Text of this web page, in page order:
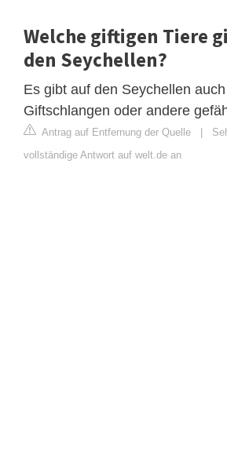
Welche giftigen Tiere
den Seychellen?
Es gibt auf den Seychellen
Giftschlangen oder andere
Antrag auf Entfernung der Quelle |
vollständige Antwort auf welt.de an